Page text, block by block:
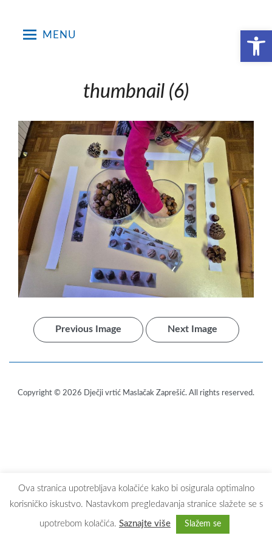
Open toolbar
MENU
thumbnail (6)
Previous Image Next Image
Copyright © 2026 Dječji vrtić Maslačak Zaprešić. All rights reserved.
Ova stranica upotrebljava kolačiće kako bi osigurala optimalno
korisničko iskustvo. Nastavkom pregledavanja stranice slažete se s
upotrebom kolačića. Saznajte više Slažem se